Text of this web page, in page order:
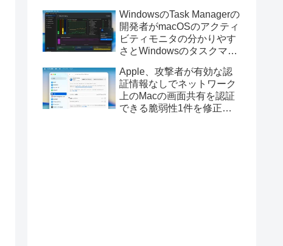
ックボールに対応。
WindowsのTask Managerの
開発者がmacOSのアクティ
ビティモニタの分かりやす
さとWindowsのタスクマネ
Mac用システムモニタアプ
リ「Task Manager TMOG」
のBeta版を公開。
Apple、攻撃者が有効な認
証情報なしでネットワーク
上のMacの画面共有を認証
できる脆弱性1件を修正し